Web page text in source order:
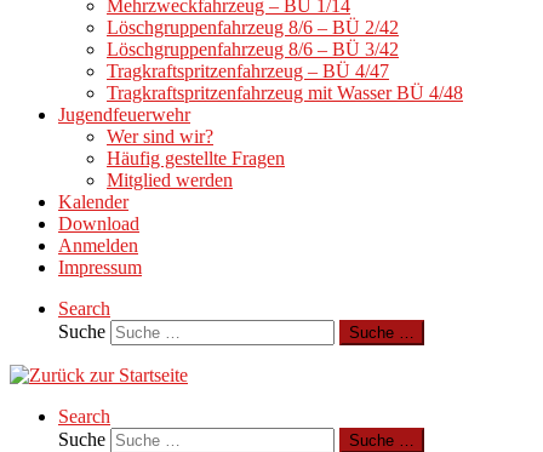
Mehrzweckfahrzeug – BÜ 1/14
Löschgruppenfahrzeug 8/6 – BÜ 2/42
Löschgruppenfahrzeug 8/6 – BÜ 3/42
Tragkraftspritzenfahrzeug – BÜ 4/47
Tragkraftspritzenfahrzeug mit Wasser BÜ 4/48
Jugendfeuerwehr
Wer sind wir?
Häufig gestellte Fragen
Mitglied werden
Kalender
Download
Anmelden
Impressum
Search
Suche
Suche …
Search
Suche
Suche …